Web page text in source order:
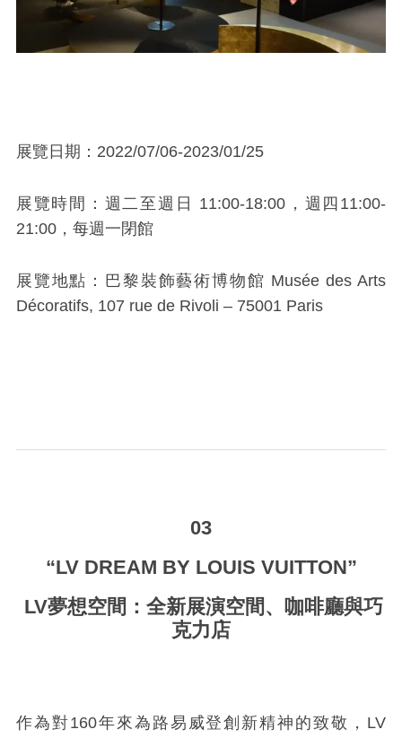
展覽日期：2022/07/06-2023/01/25
展覽時間：週二至週日 11:00-18:00，週四11:00-
21:00，每週一閉館
展覽地點：巴黎裝飾藝術博物館 Musée des Arts
Décoratifs, 107 rue de Rivoli – 75001 Paris
03
“LV DREAM BY LOUIS VUITTON”
LV夢想空間：全新展演空間、咖啡廳與巧
克力店
作為對160年來為路易威登創新精神的致敬，LV